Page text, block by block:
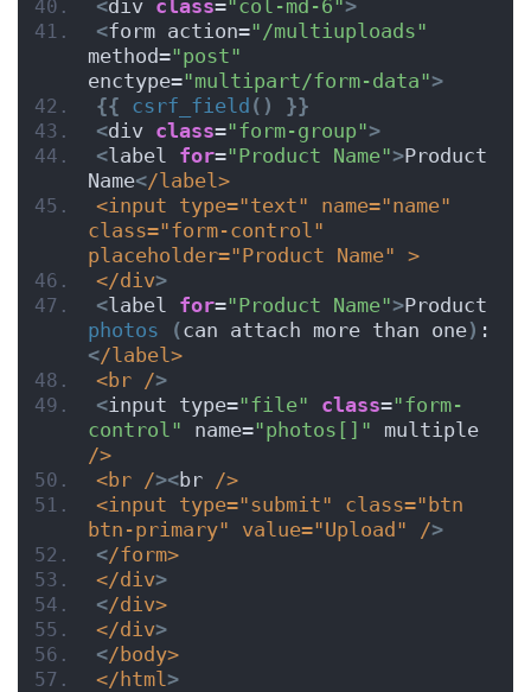
<div class="col-md-6">
<form action="/multiuploads"
method="post"
enctype="multipart/form-data">
{{ csrf_field ()
}}
<div class="form-group">
<label for="Product Name">Product
Name</label>
<input type="text" name="name"
class="form-control"
placeholder="Product Name" >
</div>
<label for="Product Name">
photos
(can attach more than one) :
</label>
<br />
<input type="file" class="form-
control" name="photos[]"
/>
<br /><br />
<input type="submit" class="btn
btn-primary" value="Upload" />
</form>
</div>
</div>
</div>
</body>
</html >